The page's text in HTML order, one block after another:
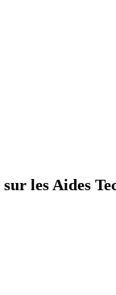
sur les Aides